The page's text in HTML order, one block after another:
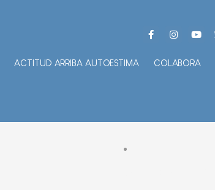
ACTITUD ARRIBA AUTOESTIMA COLABORA